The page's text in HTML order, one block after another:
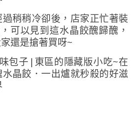
稍稍冷卻後，店家正忙著裝
可以見到這水晶餃醜歸醜，
還是搶著買呀~